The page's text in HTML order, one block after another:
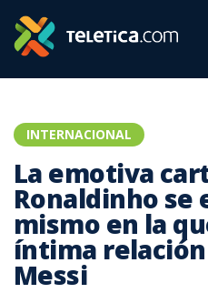
INTERNACIONAL
La emotiva
Ronaldinho se
mismo en la
íntima
Messi